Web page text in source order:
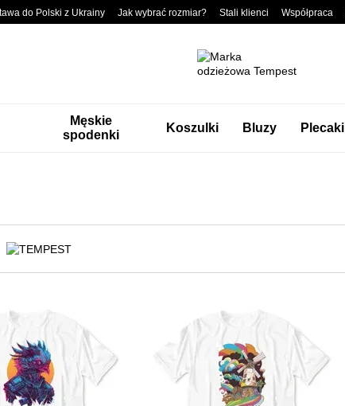
do Polski z Ukrainy Jak wybrać rozmiar? Stali klienci Współpraca
Męskie
spodenki
Koszulki Bluzy Plecaki